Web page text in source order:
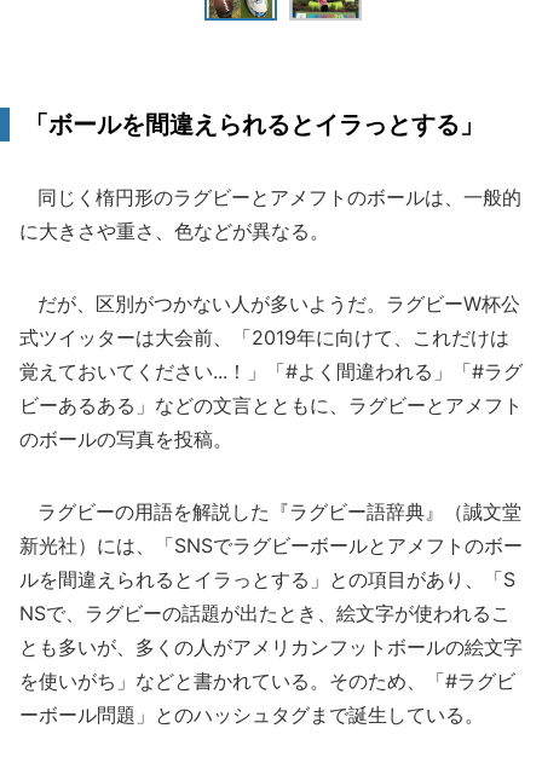
「ボールを間違えられるとイラっとする」
同じく楕円形のラグビーとアメフトのボールは、一般的
に大きさや重さ、色などが異なる。
だが、区別がつかない人が多いようだ。ラグビーW杯公
式ツイッターは大会前、「2019年に向けて、これだけは
覚えておいてください...！」「#よく間違われる」「#ラグ
ビーあるある」などの文言とともに、ラグビーとアメフト
のボールの写真を投稿。
ラグビーの用語を解説した『ラグビー語辞典』（誠文堂
新光社）には、「SNSでラグビーボールとアメフトのボー
ルを間違えられるとイラっとする」との項目があり、「S
NSで、ラグビーの話題が出たとき、絵文字が使われるこ
とも多いが、多くの人がアメリカンフットボールの絵文字
を使いがち」などと書かれている。そのため、「#ラグビ
ーボール問題」とのハッシュタグまで誕生している。